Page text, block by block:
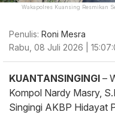
Wakapolres Kuansing Resmikan
Penulis: Roni Mesra
Rabu, 08 Juli 2026 |
KUANTANSINGINGI –
Kompol Nardy Masry,
Singingi AKBP Hidayat